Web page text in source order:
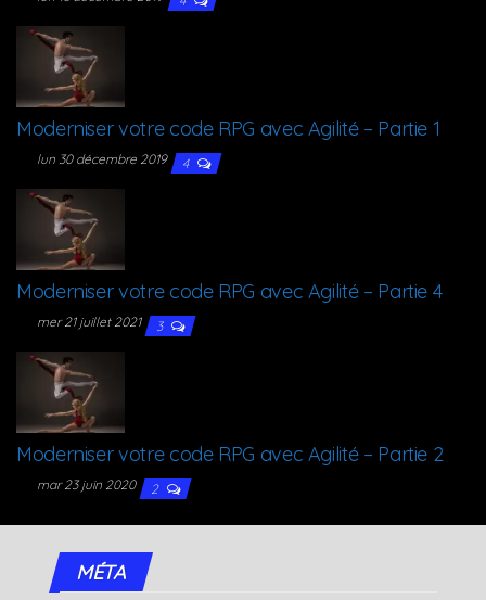
Moder­ni­ser votre code RPG avec Agi­li­té – Par­tie 1
lun 30 décembre 2019 4
Moder­ni­ser votre code RPG avec Agi­li­té – Par­tie 4
mer 21 juillet 2021 3
Moder­ni­ser votre code RPG avec Agi­li­té – Par­tie 2
mar 23 juin 2020 2
MÉTA